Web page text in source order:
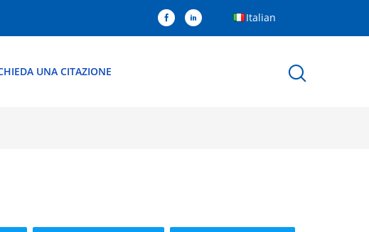
Italian
UNA CITAZIONE